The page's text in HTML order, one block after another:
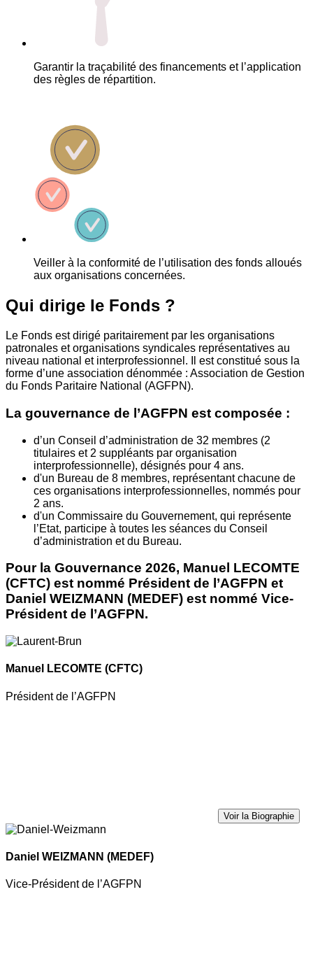
Garantir la traçabilité des financements et l’application
des règles de répartition.
Veiller à la conformité de l’utilisation des fonds alloués
aux organisations concernées.
Qui dirige le Fonds ?
Le Fonds est dirigé paritairement par les organisations
patronales et organisations syndicales représentatives au
niveau national et interprofessionnel. Il est constitué sous la
forme d’une association dénommée : Association de Gestion
du Fonds Paritaire National (AGFPN).
La gouvernance de l’AGFPN est composée :
d’un Conseil d’administration de 32 membres (2
titulaires et 2 suppléants par organisation
interprofessionnelle), désignés pour 4 ans.
d'un Bureau de 8 membres, représentant chacune de
ces organisations interprofessionnelles, nommés pour
2 ans.
d'un Commissaire du Gouvernement, qui représente
l’Etat, participe à toutes les séances du Conseil
d’administration et du Bureau.
Pour la Gouvernance 2026, Manuel LECOMTE
(CFTC) est nommé Président de l’AGFPN et
Daniel WEIZMANN (MEDEF) est nommé Vice-
Président de l’AGFPN.
Manuel LECOMTE (CFTC)
Président de l’AGFPN
Voir la Biographie
Daniel WEIZMANN (MEDEF)
Vice-Président de l’AGFPN